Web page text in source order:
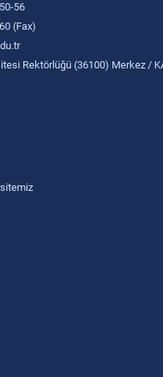
56
(Fax)
Rektörlüğü (36100) Merkez /